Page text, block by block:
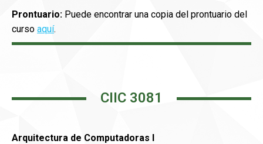
Prontuario: Puede encontrar una copia del prontuario del
curso aquí.
CIIC 3081
Arquitectura de Computadoras I